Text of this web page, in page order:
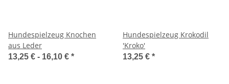
Hundespielzeug Knochen
aus Leder
13,25 € - 16,10 € *
Hundespielzeug Krokodil
'Kroko'
13,25 € *